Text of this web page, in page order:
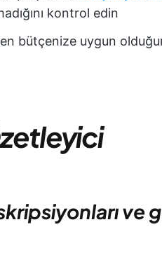
kontrol edin
bütçenize uygun
ve